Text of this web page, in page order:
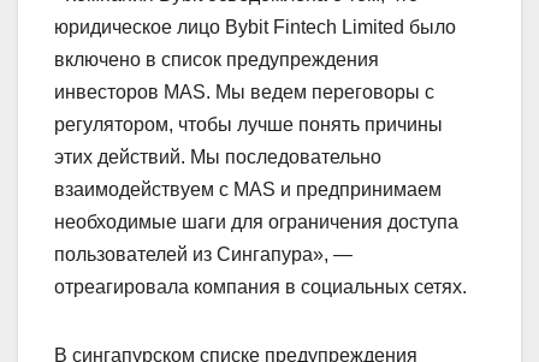
юридическое лицо Bybit Fintech Limited было
включено в список предупреждения
инвесторов MAS. Мы ведем переговоры с
регулятором, чтобы лучше понять причины
этих действий. Мы последовательно
взаимодействуем с MAS и предпринимаем
необходимые шаги для ограничения доступа
пользователей из Сингапура», ―
отреагировала компания в социальных сетях.
В сингапурском списке предупреждения